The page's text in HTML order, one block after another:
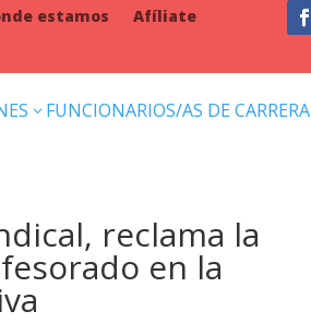
estamos
Afíliate
3 FUNCIONARIOS/AS DE CARRERA
reclama la
en la